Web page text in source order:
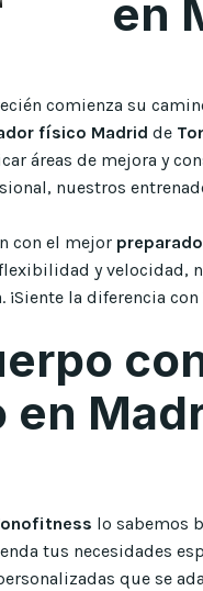
en
comienza su
físico Madrid de
áreas de mejora y
nuestros
con el mejor
y velocidad,
la diferencia con
en
lo sabemos
tus necesidades
que se